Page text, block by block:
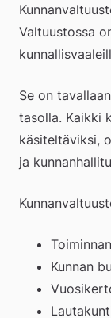
k
o
m
m
u
n
Valtuustossa
Se on
tasolla. Kaikki
käsiteltäviksi,
ja
Kunnan